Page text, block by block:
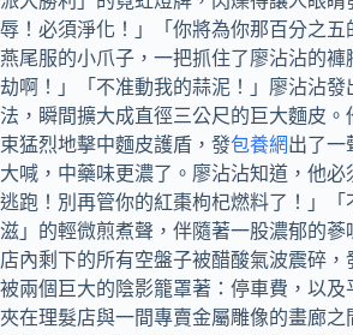
辱！必須淨化！」「你將為你那百分之
燕尾服的小爪子，一把抓住了廖沾沾的
劫啊！」「不准動我的蒜泥！」廖沾沾
法，瞬間擴大成直徑三公尺的巨大麵皮
束猛烈地擊中麵皮護盾，發包養網出了一
大喊，中藥味更濃了。廖沾沾知道，他
逃跑！別再管你的紅棗枸杞燃料了！」
滋」的輕微煎煮聲，伴隨著一股濃郁的
店內剩下的所有空盤子被醋酸氣波震碎
被兩個巨大的陰影籠罩著：停車費，以
夾在理髮店與一間專賣金屬雕像的畫廊